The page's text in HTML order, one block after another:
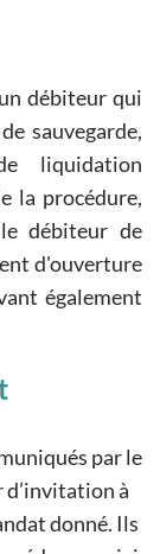
débiteur qui
débiteur de
d'ouverture
par le
à
donné. Ils